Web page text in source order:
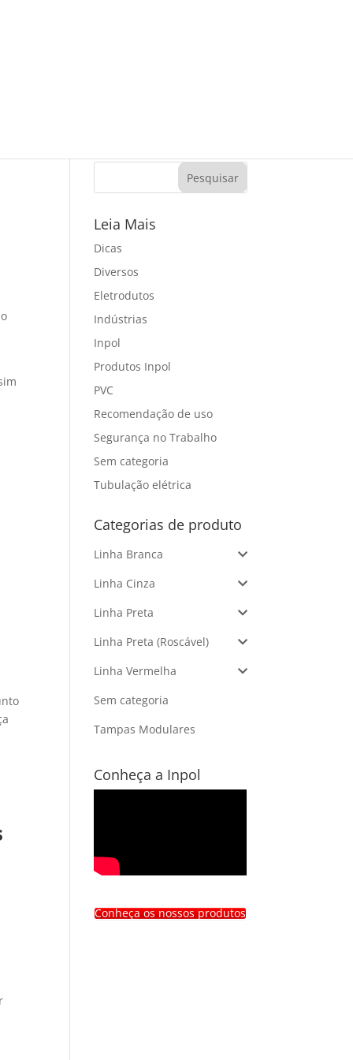
Leia Mais
Dicas
Diversos
Eletrodutos
Indústrias
Inpol
Produtos Inpol
PVC
Recomendação de uso
Segurança no Trabalho
Sem categoria
Tubulação elétrica
Categorias de produto
Linha Branca
Linha Cinza
Linha Preta
Linha Preta (Roscável)
Linha Vermelha
Sem categoria
Tampas Modulares
Conheça a Inpol
Conheça os nossos produtos